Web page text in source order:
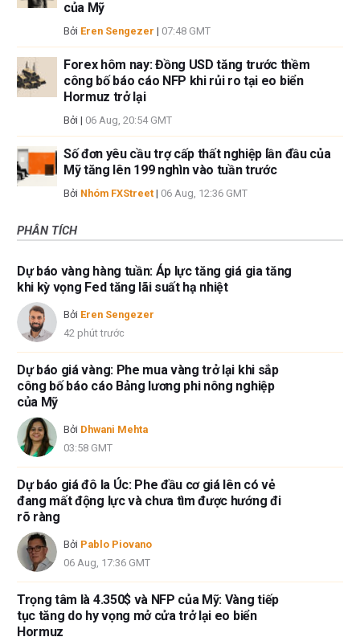
của Mỹ
Bởi Eren Sengezer | 07:48 GMT
Forex hôm nay: Đồng USD tăng trước thềm
công bố báo cáo NFP khi rủi ro tại eo biển
Hormuz trở lại
Bởi | 06 Aug, 20:54 GMT
Số đơn yêu cầu trợ cấp thất nghiệp lần đầu của
Mỹ tăng lên 199 nghìn vào tuần trước
Bởi Nhóm FXStreet | 06 Aug, 12:36 GMT
PHÂN TÍCH
Dự báo vàng hàng tuần: Áp lực tăng giá gia tăng
khi kỳ vọng Fed tăng lãi suất hạ nhiệt
Bởi Eren Sengezer
42 phút trước
Dự báo giá vàng: Phe mua vàng trở lại khi sắp
công bố báo cáo Bảng lương phi nông nghiệp
của Mỹ
Bởi Dhwani Mehta
03:58 GMT
Dự báo giá đô la Úc: Phe đầu cơ giá lên có vẻ
đang mất động lực và chưa tìm được hướng đi
rõ ràng
Bởi Pablo Piovano
06 Aug, 17:36 GMT
Trọng tâm là 4.350$ và NFP của Mỹ: Vàng tiếp
tục tăng do hy vọng mở cửa trở lại eo biển
Hormuz